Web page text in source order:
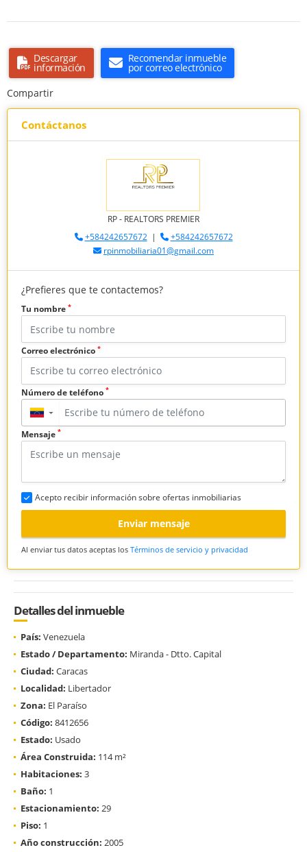
Descargar
información
Recomendar inmueble
por correo electrónico
Compartir
Contáctanos
RP - REALTORS PREMIER
+584242657672|
+584242657672
rpinmobiliaria01@gmail.com
¿Prefieres que te contactemos?
Tu nombre *
Correo electrónico *
Número de teléfono *
▼
Mensaje *
Acepto recibir información sobre ofertas inmobiliarias
Enviar mensaje
Al enviar tus datos aceptas los Términos de servicio y privacidad
Detalles del inmueble
País: Venezuela
Estado / Departamento: Miranda - Dtto. Capital
Ciudad: Caracas
Localidad: Libertador
Zona: El Paraíso
Código: 8412656
Estado: Usado
Área Construida: 114 m²
Habitaciones: 3
Baño: 1
Estacionamiento: 29
Piso: 1
Año construcción: 2005